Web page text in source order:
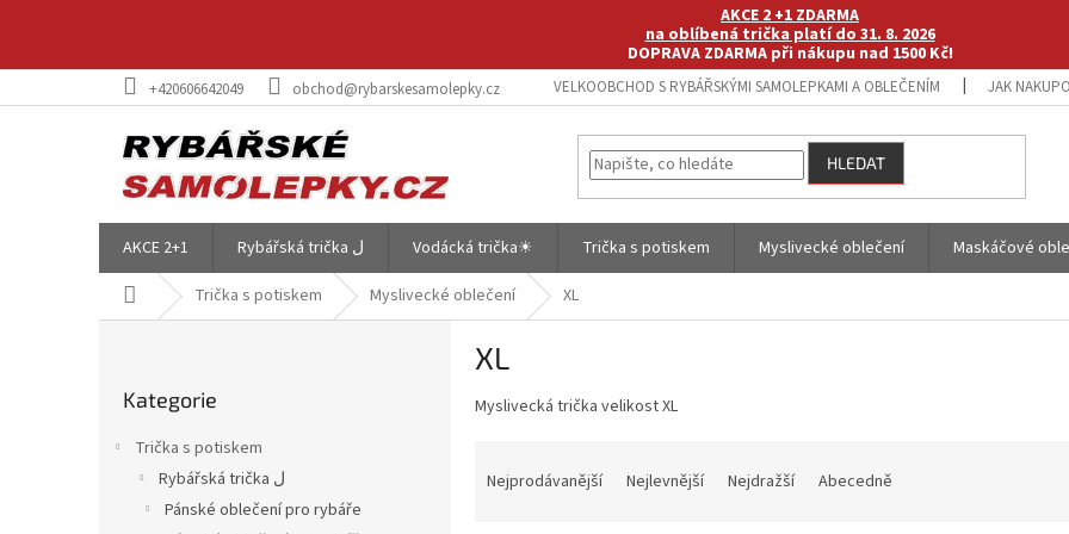
AKCE 2 +1 ZDARMA
na oblíbená trička platí do 31. 8. 2026
DOPRAVA ZDARMA při nákupu nad 1500 Kč!
+420606642049 obchod@rybarskesamolepky.cz VELKOOBCHOD S RYBÁŘSKÝMI SAMOLEPKAMI A OBLEČENÍM JAK
HLEDAT
AKCE 2+1 Rybářská trička ل Vodácká trička☀ Trička s potiskem Myslivecké oblečení Maskáčové
Domů Trička s potiskem Myslivecké oblečení XL
kategorie
Kategorie
Trička s potiskem
Rybářská trička ل
Pánské oblečení pro rybáře
XL
Myslivecká trička velikost XL
Nejprodávanější Nejlevnější Nejdražší Abecedně